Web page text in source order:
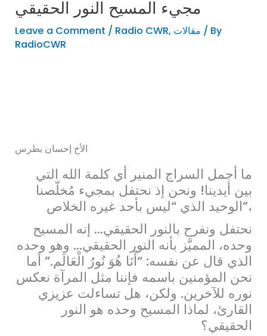
مجيء المسيح النور الحقيقي
Leave a Comment / Radio CWR, مقالات / By
RadioCWR
الأخ إحسان بطرس
ما أجمل السراج المنير أي كلمة الله التي
بين أيدينا! ونحن إذ نحتفل بمجيء مُخلّصنا
الوحيد الذي “ليس بأحد غيره الخلاص”،
نحتفل ونفرح بالنور الحقيقي… إنه المسيح
وحده، المميَّز بأنه النور الحقيقي… وهو وحده
الذي قال عن نفسه: “أَنَا هُوَ نُورُ الْعَالَم.” أما
نحن المؤمنين باسمه فإننا مثل المرآة نعكس
نوره للآخرين. ولكن، هل تساءلت عزيزي
القارئ، لماذا المسيح وحده هو النور
الحقيقي؟